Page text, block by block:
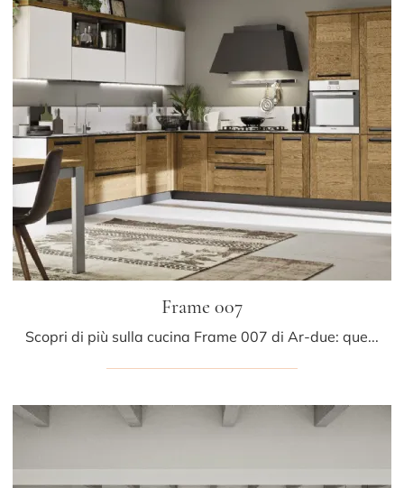
Frame 007
Scopri di più sulla cucina Frame 007 di Ar-due: questa soluzione in legno sarà la scelta ideale per te!